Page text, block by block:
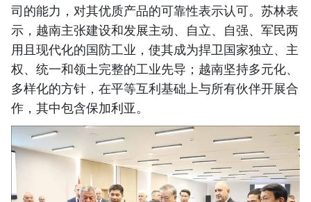
司的能力，对其优质产品的可靠性表示认可。苏林表
示，越南主张建设和发展主动、自立、自强、军民两
用且现代化的国防工业，使其成为捍卫国家独立、主
权、统一和领土完整的工业先导；越南坚持多元化、
多样化的方针，在平等互利基础上与所有伙伴开展合
作，其中包含保加利亚。